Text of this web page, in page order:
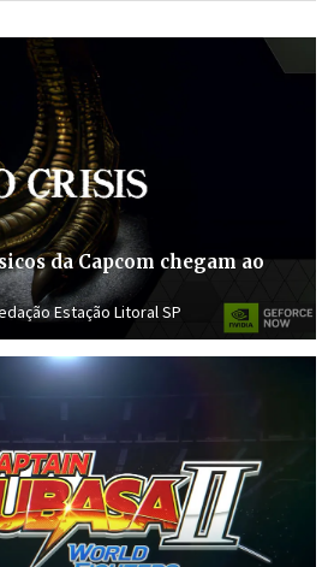
da Capcom chegam ao
Estação Litoral SP